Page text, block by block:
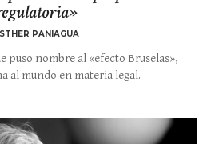
PANIAGUA
puso nombre al «efecto Bruselas»,
al mundo en materia legal.